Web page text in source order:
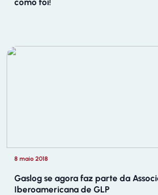
8 maio 2018
Gaslog se agora faz parte da
Iberoamericana de GLP